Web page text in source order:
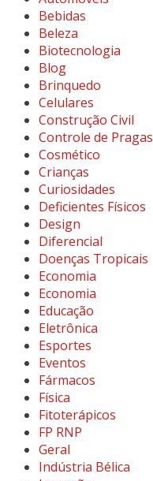
Bebidas
Beleza
Biotecnologia
Blog
Brinquedo
Celulares
Construção Civil
Controle de Pragas
Cosmético
Crianças
Curiosidades
Deficientes Físicos
Design
Diferencial
Doenças Tropicais
Economia
Economia
Educação
Eletrônica
Esportes
Eventos
Fármacos
Física
Fitoterápicos
FP RNP
Geral
Indústria Bélica